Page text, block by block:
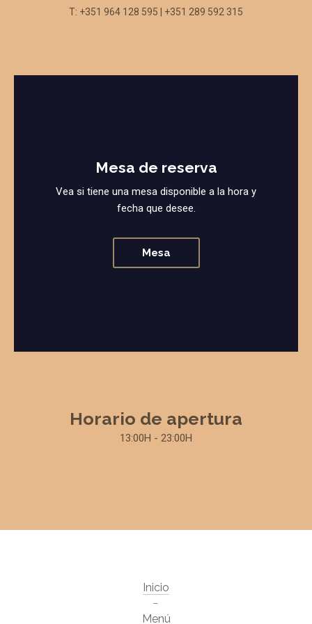
T: +351 964 128 595 | +351 289 592 315
Mesa de reserva
Vea si tiene una mesa disponible a la hora y
fecha que desee.
Mesa
Horario de apertura
13:00H - 23:00H
Inicio
Menú